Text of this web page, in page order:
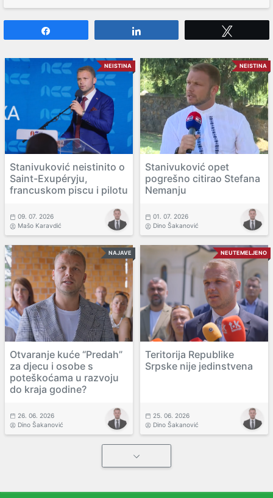
NEISTINA
Stanivuković neistinito o
Saint-Exupéryju,
francuskom piscu i pilotu
09. 07. 2026
Mašo Karavdić
NEISTINA
Stanivuković opet
pogrešno citirao Stefana
Nemanju
01. 07. 2026
Dino Šakanović
NAJAVE
Otvaranje kuće “Predah”
za djecu i osobe s
poteškoćama u razvoju
do kraja godine?
26. 06. 2026
Dino Šakanović
NEUTEMELJENO
Teritorija Republike
Srpske nije jedinstvena
25. 06. 2026
Dino Šakanović